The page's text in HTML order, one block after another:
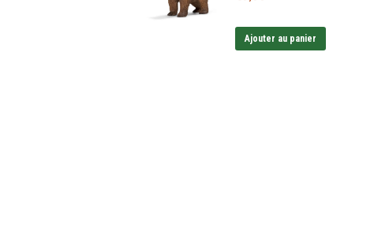
Ajouter au panier